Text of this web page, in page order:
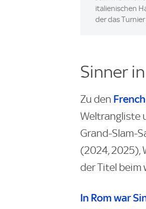
italienischen
der das
Sinner
Zu den
Weltrangliste
Grand-Slam-
(2024, 2025),
der Titel beim
In Rom war